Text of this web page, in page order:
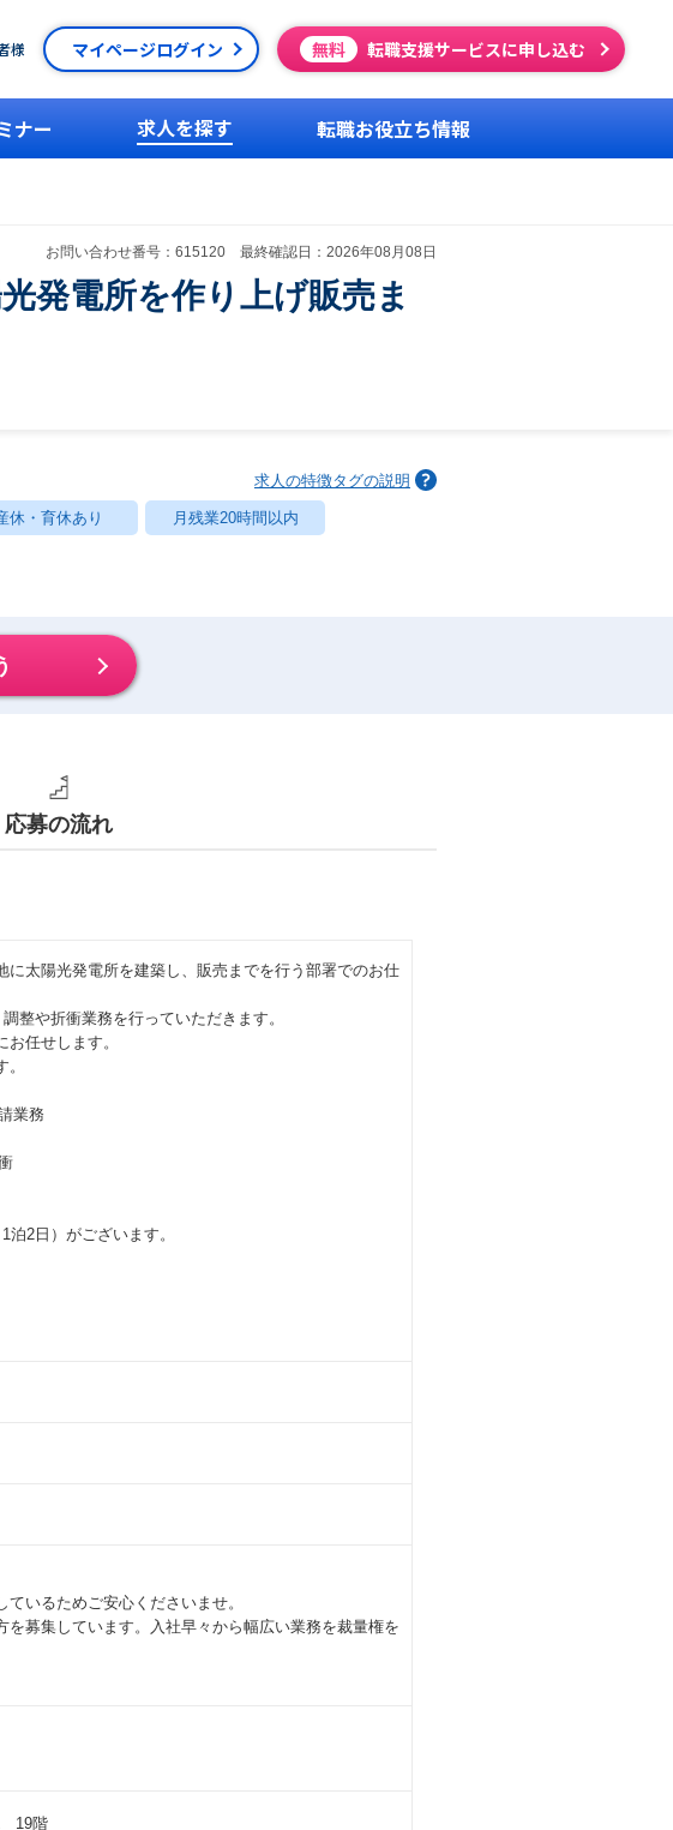
様 マイページログイン 無料 転職支援サービスに申し込む
ナー 求人を探す 転職お役立ち情報
お問い合わせ番号：615120 最終確認日：2026年08月08日
発電所を作り上げ販売ま
求人の特徴タグの説明
休・育休あり 月残業20時間以内
応募の流れ
太陽光発電所を建築し、販売までを行う部署でのお仕
整や折衝業務を行っていただきます。
任せします。
務
2日）がございます。
いるためご安心くださいませ。
募集しています。入社早々から幅広い業務を裁量権を
19階